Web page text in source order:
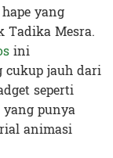
yang
Tadika Mesra.
ini
cukup jauh dari
seperti
punya
animasi